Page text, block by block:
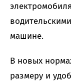
машине.
В новых
размеру и